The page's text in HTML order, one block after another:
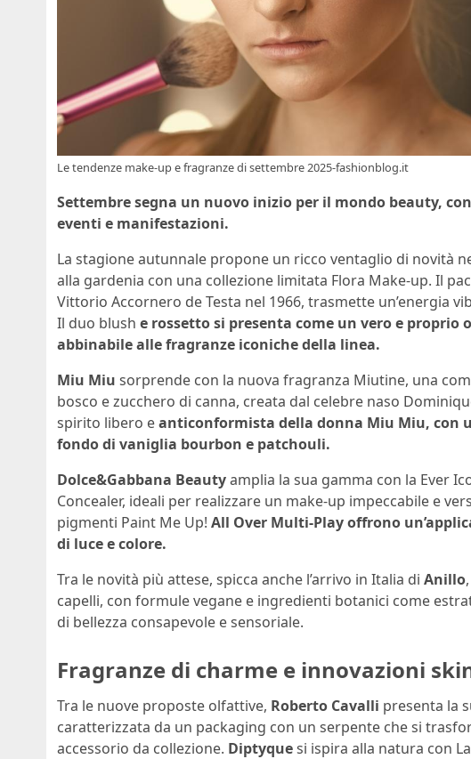
Le tendenze make-up e fragranze di settembre 2025-fashionblog.it
Settembre segna un nuovo inizio per il mondo beauty,
eventi e manifestazioni.
La stagione autunnale propone un ricco ventaglio di novità
alla gardenia con una collezione limitata Flora Make-up. Il
Vittorio Accornero de Testa nel 1966, trasmette un’energia
Il duo blush e rossetto si presenta come un vero e
abbinabile alle fragranze iconiche della linea.
Miu Miu sorprende con la nuova fragranza Miutine, una
bosco e zucchero di canna, creata dal celebre naso
spirito libero eanticonformista della donna Miu Miu, con
fondo di vaniglia bourbon e patchouli.
Dolce&Gabbana Beautyamplia la sua gamma con la Ever
Concealer, ideali per realizzare un make-up impeccabile e
pigmenti Paint Me Up! All Over Multi-Play offrono
di luce e colore.
Tra le novità più attese, spicca anche l’arrivo in Italia di Anillo
capelli, con formule vegane e ingredienti botanici come
di bellezza consapevole e sensoriale.
Fragranze di charme e innovazioni
Tra le nuove proposte olfattive, Roberto Cavalli presenta la
caratterizzata da un packaging con un serpente che si
accessorio da collezione. Diptyquesi ispira alla natura con